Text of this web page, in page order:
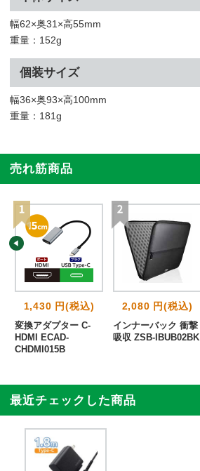
幅62×奥31×高55mm
重量：152g
個装サイズ
幅36×奥93×高100mm
重量：181g
売れ筋商品
1,430 円(税込)
変換アダプター C-
HDMI ECAD-
CHDMI015B
2,080 円(税込)
インナーバック 衝撃
吸収 ZSB-IBUB02BK
最近チェックした商品